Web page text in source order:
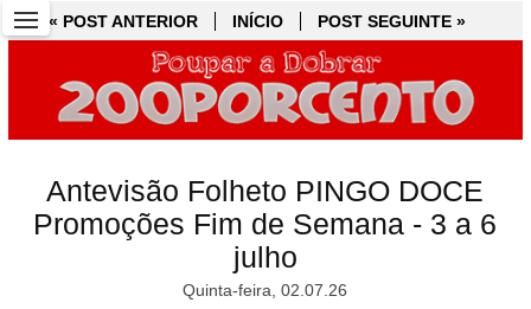
« POST ANTERIOR INÍCIO POST SEGUINTE »
Antevisão Folheto PINGO DOCE
Promoções Fim de Semana - 3 a 6
julho
Quinta-feira, 02.07.26
« POST ANTERIOR INÍCIO POST SEGUINTE »